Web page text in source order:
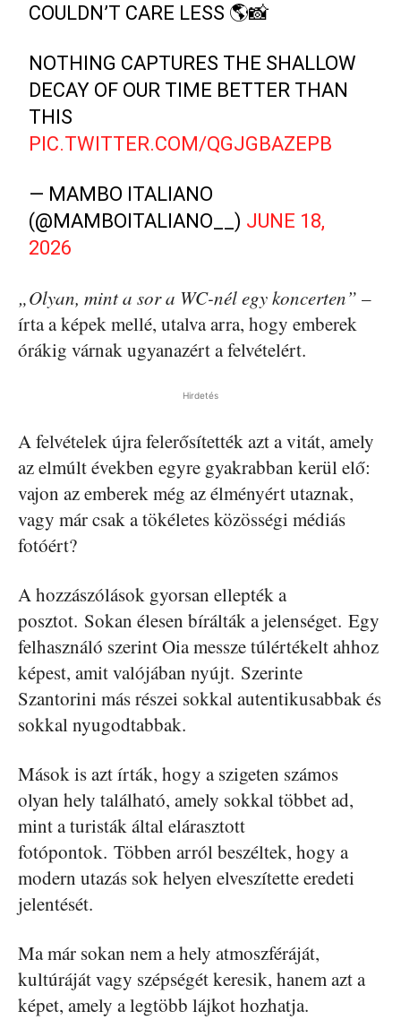
COULDN’T CARE LESS 🌎📸
NOTHING CAPTURES THE SHALLOW
DECAY OF OUR TIME BETTER THAN
THIS
PIC.TWITTER.COM/QGJGBAZEPB
— MAMBO ITALIANO
(@MAMBOITALIANO__) JUNE 18,
2026
„Olyan, mint a sor a WC-nél egy koncerten” –
írta a képek mellé, utalva arra, hogy emberek
órákig várnak ugyanazért a felvételért.
Hirdetés
A felvételek újra felerősítették azt a vitát, amely
az elmúlt években egyre gyakrabban kerül elő:
vajon az emberek még az élményért utaznak,
vagy már csak a tökéletes közösségi médiás
fotóért?
A hozzászólások gyorsan ellepték a
posztot. Sokan élesen bírálták a jelenséget. Egy
felhasználó szerint Oia messze túlértékelt ahhoz
képest, amit valójában nyújt. Szerinte
Szantorini más részei sokkal autentikusabbak és
sokkal nyugodtabbak.
Mások is azt írták, hogy a szigeten számos
olyan hely található, amely sokkal többet ad,
mint a turisták által elárasztott
fotópontok. Többen arról beszéltek, hogy a
modern utazás sok helyen elveszítette eredeti
jelentését.
Ma már sokan nem a hely atmoszféráját,
kultúráját vagy szépségét keresik, hanem azt a
képet, amely a legtöbb lájkot hozhatja.